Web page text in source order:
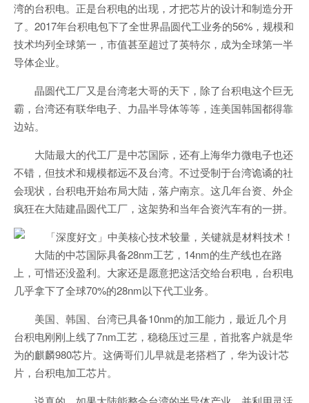
湾的台积电。正是台积电的出现，才把芯片的设计和制造分开
了。2017年台积电包下了全世界晶圆代工业务的56%，规模和
技术均列全球第一，市值甚至超过了英特尔，成为全球第一半
导体企业。
晶圆代工厂又是台湾老大哥的天下，除了台积电这个巨无
霸，台湾还有联华电子、力晶半导体等等，连美国韩国都得靠
边站。
大陆最大的代工厂是中芯国际，还有上海华力微电子也还
不错，但技术和规模都远不及台湾。不过受制于台湾诡谲的社
会现状，台积电开始布局大陆，落户南京。这几年台资、外企
疯狂在大陆建晶圆代工厂，这架势和当年合资汽车有的一拼。
大陆的中芯国际具备28nm工艺，14nm的生产线也在路
上，可惜还没盈利。大家还是愿意把这活交给台积电，台积电
几乎拿下了全球70%的28nm以下代工业务。
美国、韩国、台湾已具备10nm的加工能力，最近几个月
台积电刚刚上线了7nm工艺，稳稳压过三星，首批客户就是华
为的麒麟980芯片。这俩哥们儿早就是老搭档了，华为设计芯
片，台积电加工芯片。